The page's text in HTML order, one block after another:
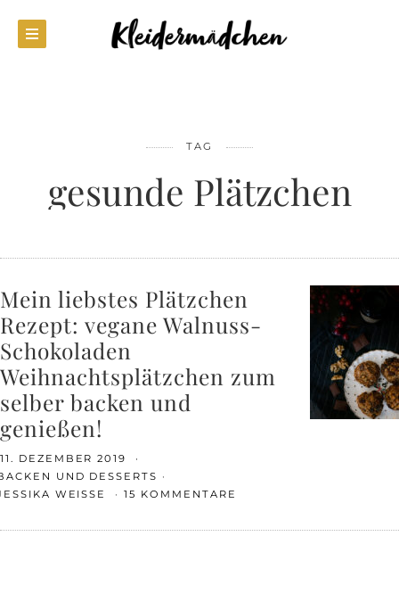
TAG
gesunde Plätzchen
Mein liebstes Plätzchen
Rezept: vegane Walnuss-
Schokoladen
Weihnachtsplätzchen zum
selber backen und
genießen!
11. DEZEMBER 2019
UND DESSERTS
WEISSE
15 KOMMENTARE